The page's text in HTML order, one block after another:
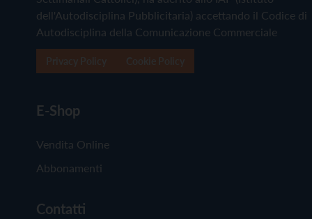
dell'Autodisciplina Pubblicitaria) accettando il Codice di
Autodisciplina della Comunicazione Commerciale
E-Shop
Vendita Online
Abbonamenti
Contatti